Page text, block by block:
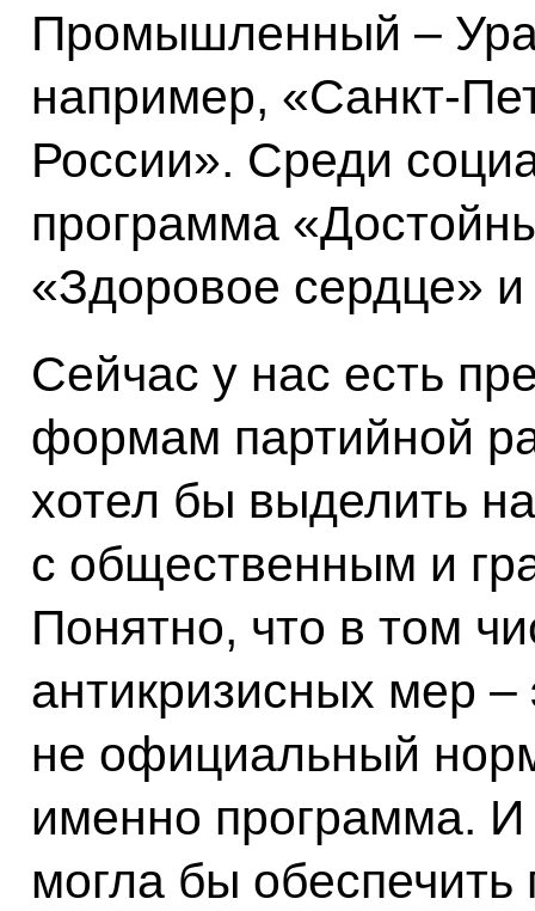
Промышленный –
например, «Санкт-
России». Среди
программа
«Здоровое сердце»
Сейчас у нас есть
формам партийной
хотел бы выделить
с общественным и
Понятно, что в том
антикризисных мер –
не официальный
именно программа. И
могла бы